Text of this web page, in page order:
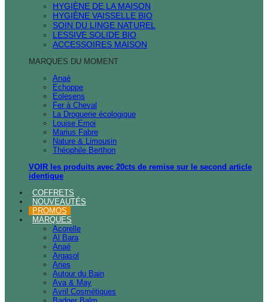
HYGIÈNE DE LA MAISON
HYGIÈNE VAISSELLE BIO
SOIN DU LINGE NATUREL
LESSIVE SOLIDE BIO
ACCESSOIRES MAISON
MARQUES DU MOMENT
Anaé
Echoppe
Eolesens
Fer à Cheval
La Droguerie écologique
Louise Emoi
Marius Fabre
Nature & Limousin
Théophile Berthon
VOIR les produits avec 20cts de remise sur le second article
identique
COFFRETS
NOUVEAUTÉS
PROMOS
MARQUES
Acorelle
Al Bara
Anaé
Argasol
Aries
Autour du Bain
Ava & May
Avril Cosmétiques